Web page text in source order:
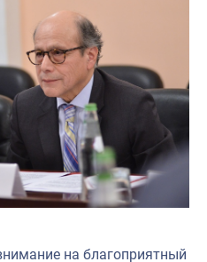
на благоприятный